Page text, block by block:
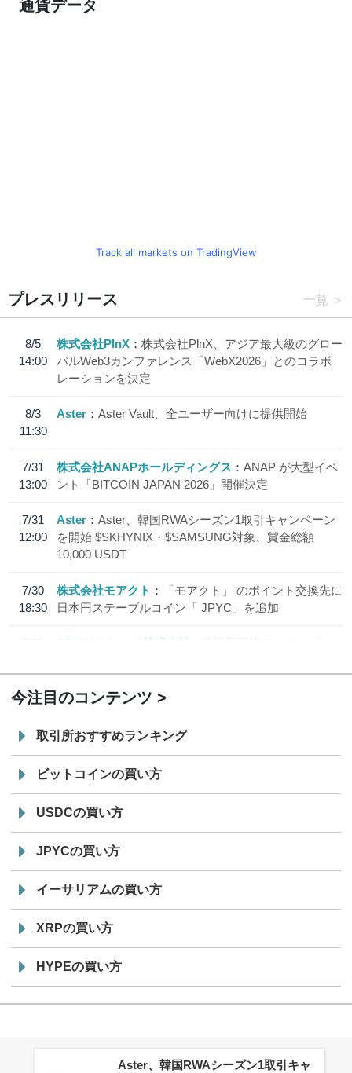
通貨データ
Track all markets on TradingView
プレスリリース 一覧
8/5
14:00
株式会社PlnX
株式会社PlnX、アジア最大級のグロー
バルWeb3カンファレンス「WebX2026」とのコラボ
レーションを決定
8/3
11:30
Aster Aster Vault、全ユーザー向けに提供開始
7/31
13:00
株式会社ANAPホールディングス
ANAP が大型イベ
ント「BITCOIN JAPAN 2026」開催決定
7/31
12:00
Aster
Aster、韓国RWAシーズン1取引キャンペーン
を開始 $SKHYNIX・$SAMSUNG対象、賞金総額
10,000 USDT
7/30
18:30
株式会社モアクト
「モアクト」 のポイント交換先に
日本円ステーブルコイン「 JPYC」を追加
7/29
SBI VCトレード株式会社
信託型円建てステーブル
今注目のコンテンツ
取引所おすすめランキング
ビットコインの買い方
USDCの買い方
JPYCの買い方
イーサリアムの買い方
XRPの買い方
HYPEの買い方
Aster、韓国RWAシーズン1取引キャ